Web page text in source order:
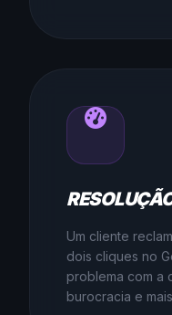
Um cliente
dois cliques no
problema com a
burocracia e